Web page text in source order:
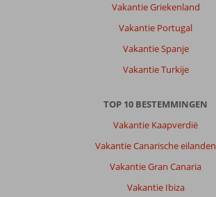
Vakantie Griekenland
Vakantie Portugal
Vakantie Spanje
Vakantie Turkije
TOP 10 BESTEMMINGEN
Vakantie Kaapverdië
Vakantie Canarische eilanden
Vakantie Gran Canaria
Vakantie Ibiza